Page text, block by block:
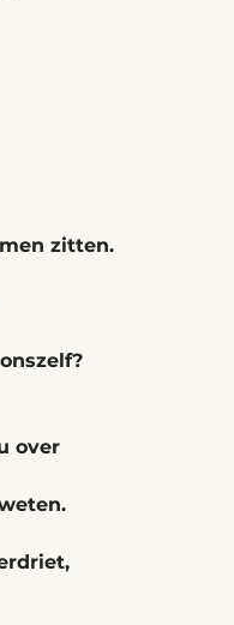
zitten.
over